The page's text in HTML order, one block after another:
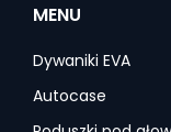
MENU
Dywaniki EVA
Autocase